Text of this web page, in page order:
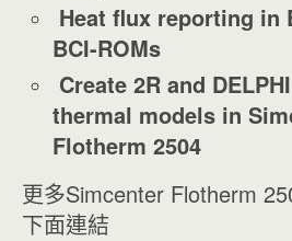
Heat flux reporting in
BCI-ROMs
Create 2R and
thermal models in
Flotherm 2504
更多Simcenter Flotherm
下面連結